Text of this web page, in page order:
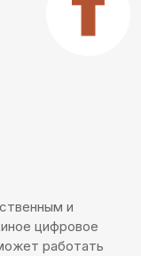
и
цифровое
работать